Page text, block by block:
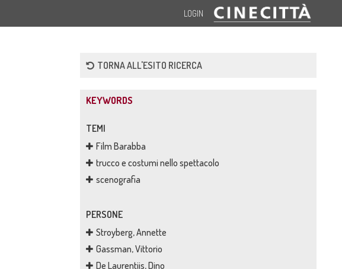
LOGIN
TORNA ALL'ESITO RICERCA
KEYWORDS
TEMI
Film Barabba
trucco e costumi nello spettacolo
scenografia
PERSONE
Stroyberg, Annette
Gassman, Vittorio
De Laurentiis, Dino